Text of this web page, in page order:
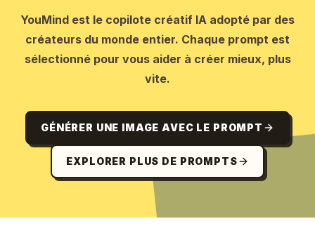
YouMind est le copilote créatif IA adopté par des
créateurs du monde entier. Chaque prompt est
sélectionné pour vous aider à créer mieux, plus
vite.
GÉNÉRER UNE IMAGE AVEC LE PROMPT
EXPLORER PLUS DE PROMPTS